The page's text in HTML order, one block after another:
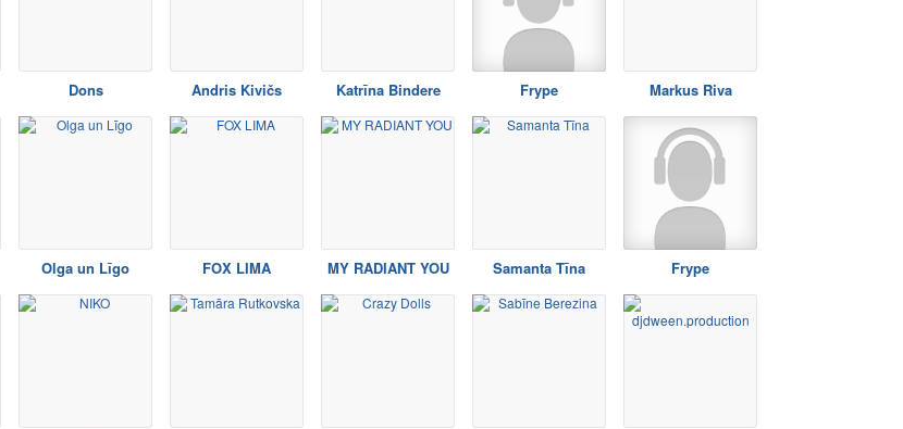
Dons Andris Kivičs Katrīna Bindere Frype Markus Riva
Olga un Līgo FOX LIMA MY RADIANT YOU Samanta Tīna Frype